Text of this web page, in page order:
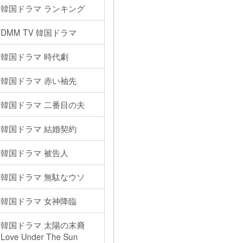
韓国ドラマ ランキング
DMM TV 韓国ドラマ
韓国ドラマ 時代劇
韓国ドラマ 赤い袖先
韓国ドラマ 二番目の夫
韓国ドラマ 結婚契約
韓国ドラマ 被告人
韓国ドラマ 無駄なウソ
韓国ドラマ 女神降臨
韓国ドラマ 太陽の末裔
Love Under The Sun